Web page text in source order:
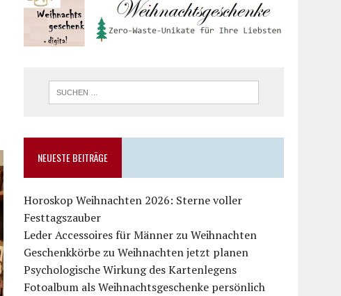
NEUESTE BEITRÄGE
Horoskop Weihnachten 2026: Sterne voller
Festtagszauber
Leder Accessoires für Männer zu Weihnachten
Geschenkkörbe zu Weihnachten jetzt planen
Psychologische Wirkung des Kartenlegens
Fotoalbum als Weihnachtsgeschenke persönlich